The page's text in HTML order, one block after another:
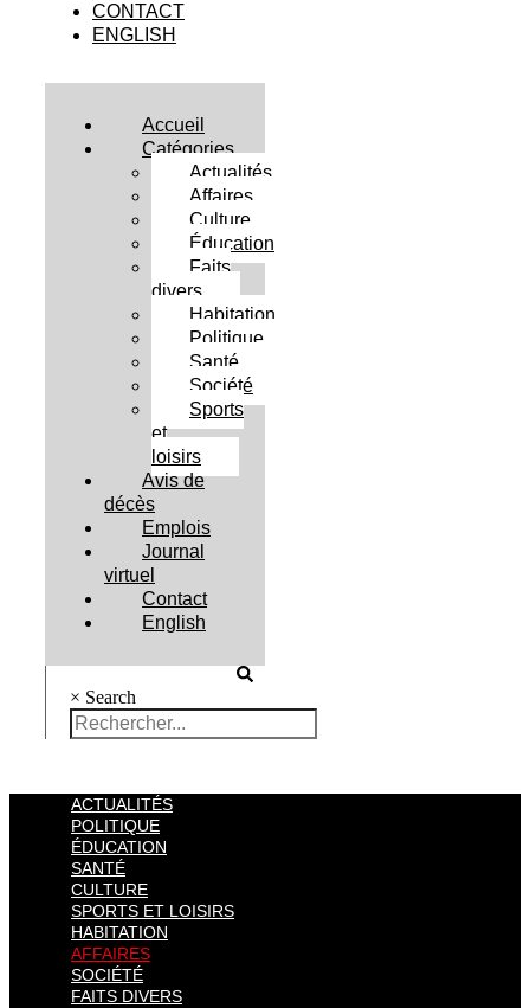
CONTACT
ENGLISH
Accueil
Catégories
Actualités
Affaires
Culture
Éducation
Faits
divers
Habitation
Politique
Santé
Société
Sports
et
loisirs
Avis de
décès
Emplois
Journal
virtuel
Contact
English
× Search
ACTUALITÉS
POLITIQUE
ÉDUCATION
SANTÉ
CULTURE
SPORTS ET LOISIRS
HABITATION
AFFAIRES
SOCIÉTÉ
FAITS DIVERS